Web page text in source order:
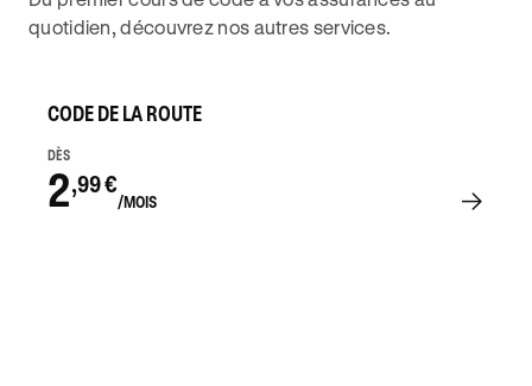
quotidien, découvrez nos autres services.
CODE DE LA ROUTE
DÈS
2,99 €
/MOIS